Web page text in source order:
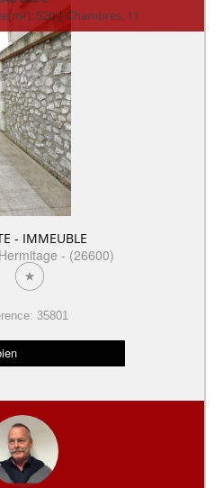
520 | Chambres: 11
- IMMEUBLE
- (26600)
35801